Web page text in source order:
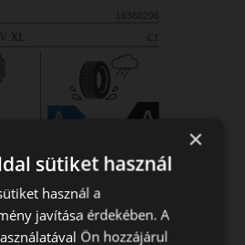
×
sütiket használ
használ a
javítása érdekében. A
Ön hozzájárul